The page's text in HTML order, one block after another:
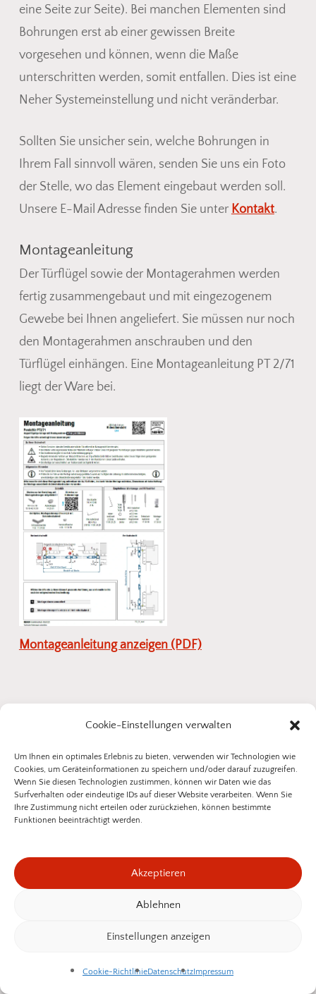
Cookie-Einstellungen verwalten
Um Ihnen ein optimales Erlebnis zu bieten, verwenden wir Technologien wie
Cookies, um Geräteinformationen zu speichern und/oder darauf zuzugreifen.
Wenn Sie diesen Technologien zustimmen, können wir Daten wie das
Surfverhalten oder eindeutige IDs auf dieser Website verarbeiten. Wenn Sie
Ihre Zustimmung nicht erteilen oder zurückziehen, können bestimmte
Funktionen beeinträchtigt werden.
Akzeptieren
Ablehnen
Einstellungen anzeigen
Cookie-RichtlinieDatenschutzImpressum
eine Seite zur Seite). Bei manchen Elementen sind
Bohrungen erst ab einer gewissen Breite
vorgesehen und können, wenn die Maße
unterschritten werden, somit entfallen. Dies ist eine
Neher Systemeinstellung und nicht veränderbar.
Sollten Sie unsicher sein, welche Bohrungen in
Ihrem Fall sinnvoll wären, senden Sie uns ein Foto
der Stelle, wo das Element eingebaut werden soll.
Unsere E-Mail Adresse finden Sie unter Kontakt.
Montageanleitung
Der Türflügel sowie der Montagerahmen werden
fertig zusammengebaut und mit eingezogenem
Gewebe bei Ihnen angeliefert. Sie müssen nur noch
den Montagerahmen anschrauben und den
Türflügel einhängen. Eine Montageanleitung PT 2/71
liegt der Ware bei.
Montageanleitung anzeigen (PDF)
Insektenschutz – garantiert!
Sie wünschen eine persönliche
Projekt?
– individuell abgestimmt auf Ihre
Ähnliche Produkte